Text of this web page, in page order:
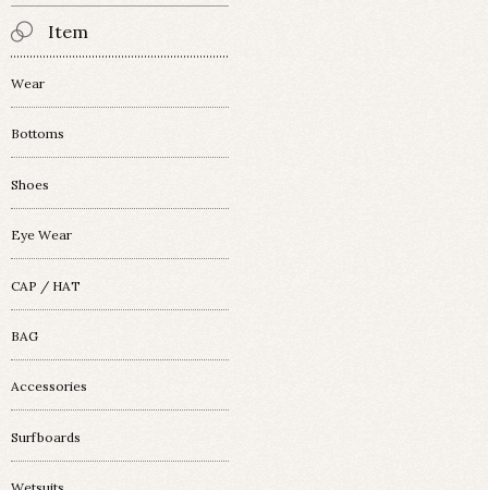
Item
Wear
Bottoms
Shoes
Eye Wear
CAP / HAT
BAG
Accessories
Surfboards